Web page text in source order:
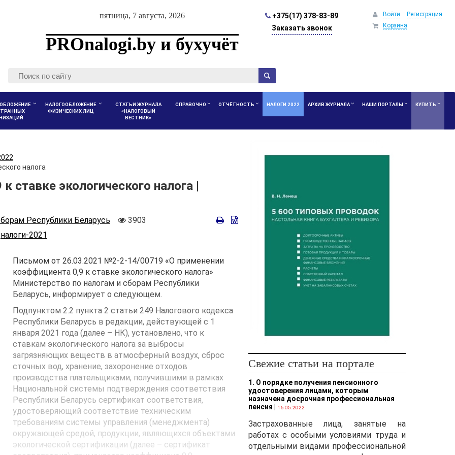
пятница, 7 августа, 2026
PROnalogi.by и бухучёт
+375(17) 378-83-89
Заказать звонок
Войти
Регистрация
Корзина
НАЛОГООБЛОЖЕНИЕ
ФИЗИЧЕСКИХ ЛИЦ
СТАТЬИ ЖУРНАЛА
«НАЛОГОВЫЙ
ВЕСТНИК»
СПРАВОЧНО ОТЧЁТНОСТЬ НАЛОГИ 2022 АРХИВ ЖУРНАЛА НАШИ ПОРТАЛЫ КУПИТЬ
налога
ставке экологического налога |
Республики Беларусь
Количество
3903
налоги-2021
Письмом от 26.03.2021 №2-2-14/00719 «О применении
коэффициента 0,9 к ставке экологического налога»
Министерство по налогам и сборам Республики
Беларусь, информирует о следующем.
Подпунктом 2.2 пункта 2 статьи 249 Налогового кодекса
Республики Беларусь в редакции, действующей с 1
января 2021 года (далее – НК), установлено, что к
ставкам экологического налога за выбросы
загрязняющих веществ в атмосферный воздух, сброс
сточных вод, хранение, захоронение отходов
производства плательщиками, получившими в рамках
Национальной системы подтверждения соответствия
Республики Беларусь сертификат соответствия,
удостоверяющий соответствие техническим
требованиям системы управления (менеджмента)
окружающей средой, продукции, являющихся объектами
экологической сертификации (далее – сертификат
Свежие статьи на портале
1. О порядке получения пенсионного
удостоверения лицами, которым
назначена досрочная профессиональная
пенсия
16.05.2022
Застрахованные лица, занятые на
работах с особыми условиями труда и
отдельными видами профессиональной